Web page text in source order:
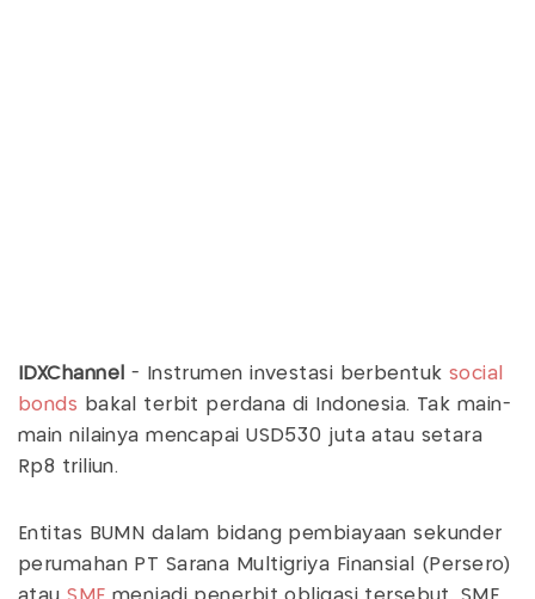
IDXChannel - Instrumen investasi berbentuk social
bonds bakal terbit perdana di Indonesia. Tak main-
main nilainya mencapai USD530 juta atau setara
Rp8 triliun.
Entitas BUMN dalam bidang pembiayaan sekunder
perumahan PT Sarana Multigriya Finansial (Persero)